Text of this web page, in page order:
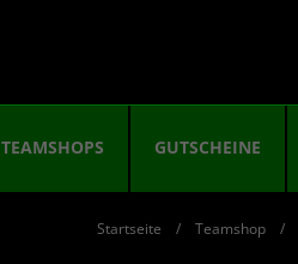
TEAMSHOPS GUTSCHEINE
Startseite Teamshop